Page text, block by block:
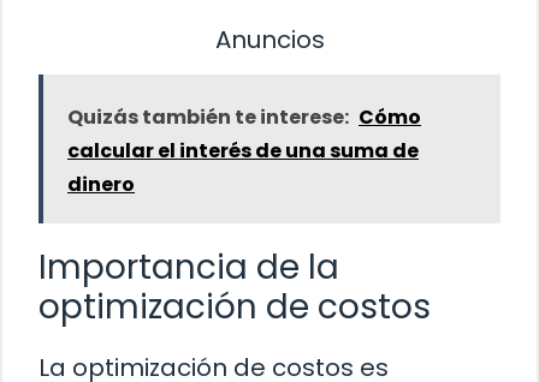
Anuncios
Quizás también te interese: Cómo
calcular el interés de una suma de
dinero
Importancia de la
optimización de costos
La optimización de costos es